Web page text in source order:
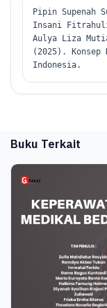
Pipin Supenah
Insani Fitrahulil
Aulya Liza
(2025).
Indonesia.
Buku Terkait